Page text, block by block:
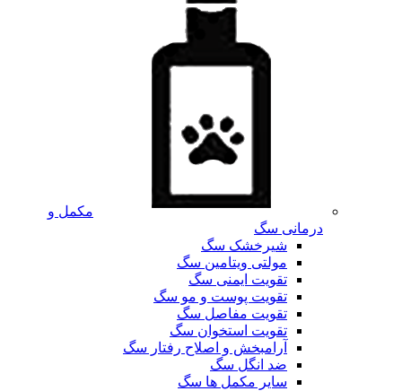
مکمل و
درمانی سگ
شیرخشک سگ
مولتی ویتامین سگ
تقویت ایمنی سگ
تقویت پوست و مو سگ
تقویت مفاصل سگ
تقویت استخوان سگ
آرامبخش و اصلاح رفتار سگ
ضد انگل سگ
سایر مکمل ها سگ